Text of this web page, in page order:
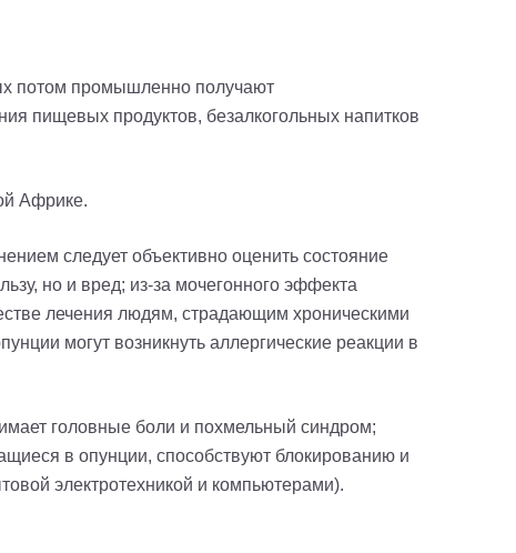
потом промышленно получают
пищевых продуктов, безалкогольных напитков
Африке.
следует объективно оценить состояние
но и вред; из-за мочегонного эффекта
лечения людям, страдающим хроническими
могут возникнуть аллергические реакции в
головные боли и похмельный синдром;
в опунции, способствуют блокированию и
электротехникой и компьютерами).